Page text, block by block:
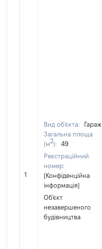
1
Вид об'єкта:
Гараж
Загальна площа
(м2):
49
Реєстраційний
номер:
[Конфіденційна
інформація]
Об'єкт
незавершеного
будівництва